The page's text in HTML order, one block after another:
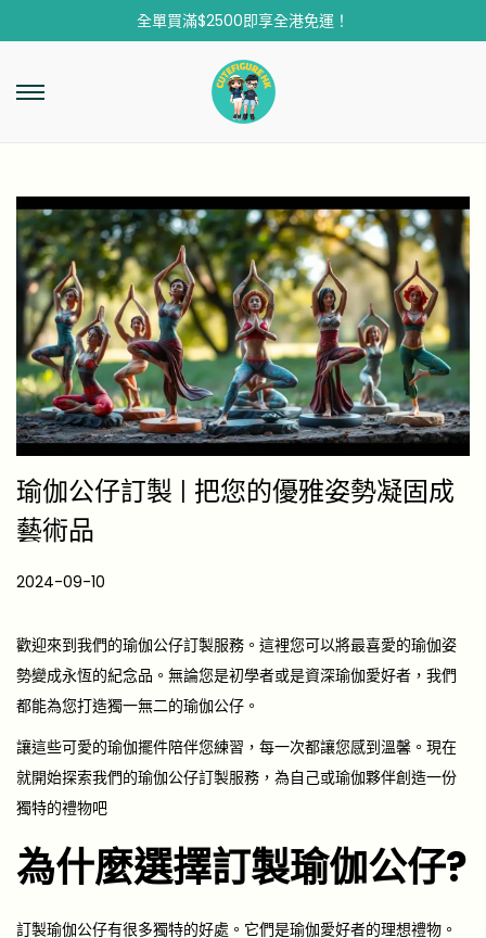
全單買滿$2500即享全港免運！
瑜伽公仔訂製 | 把您的優雅姿勢凝固成
藝術品
P
s
t
e
2024-09-10
2
5
-
7
歡迎來到我們的瑜伽公仔訂製服務。這裡您可以將最喜愛的瑜伽姿
勢變成永恆的紀念品。無論您是初學者或是資深瑜伽愛好者，我們
都能為您打造獨一無二的瑜伽公仔。
讓這些可愛的瑜伽擺件陪伴您練習，每一次都讓您感到溫馨。現在
就開始探索我們的瑜伽公仔訂製服務，為自己或瑜伽夥伴創造一份
獨特的禮物吧
為什麼選擇訂製瑜伽公仔?
訂製瑜伽公仔有很多獨特的好處。它們是瑜伽愛好者的理想禮物。